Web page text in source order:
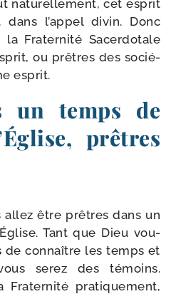
natu­rel­le­ment, cet esprit
dans l’ap­pel divin. Donc
Fraternité Sacerdotale
ou prêtres des socié­
esprit.
un temps de
prêtres
allez être prêtres dans un
Tant que Dieu vou­
de connaître les temps et
serez des témoins.
pra­ti­que­ment,